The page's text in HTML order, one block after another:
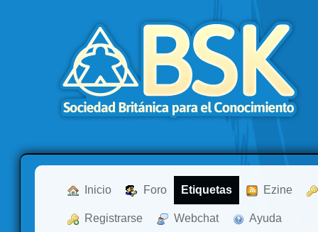
Inicio Foro Etiquetas Ezine
Registrarse Webchat Ayuda